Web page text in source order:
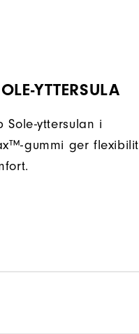
YTTERSULA
Sole-yttersulan i
gummi ger